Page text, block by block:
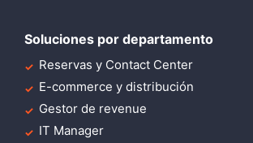
Soluciones por departamento
Reservas y Contact Center
E-commerce y distribución
Gestor de revenue
IT Manager